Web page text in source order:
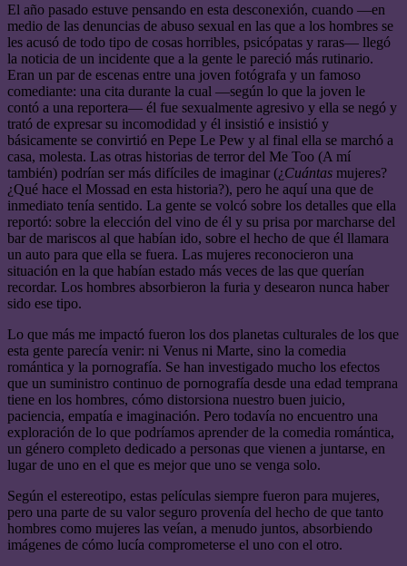
El año pasado estuve pensando en esta desconexión, cuando —en
medio de las denuncias de abuso sexual en las que a los hombres se
les acusó de todo tipo de cosas horribles, psicópatas y raras— llegó
la noticia de un incidente que a la gente le pareció más rutinario.
Eran un par de escenas entre una joven fotógrafa y un famoso
comediante: una cita durante la cual —según lo que la joven le
contó a una reportera— él fue sexualmente agresivo y ella se negó y
trató de expresar su incomodidad y él insistió e insistió y
básicamente se convirtió en Pepe Le Pew y al final ella se marchó a
casa, molesta. Las otras historias de terror del Me Too (A mí
también) podrían ser más difíciles de imaginar (¿Cuántas mujeres?
¿Qué hace el Mossad en esta historia?), pero he aquí una que de
inmediato tenía sentido. La gente se volcó sobre los detalles que ella
reportó: sobre la elección del vino de él y su prisa por marcharse del
bar de mariscos al que habían ido, sobre el hecho de que él llamara
un auto para que ella se fuera. Las mujeres reconocieron una
situación en la que habían estado más veces de las que querían
recordar. Los hombres absorbieron la furia y desearon nunca haber
sido ese tipo.
Lo que más me impactó fueron los dos planetas culturales de los que
esta gente parecía venir: ni Venus ni Marte, sino la comedia
romántica y la pornografía. Se han investigado mucho los efectos
que un suministro continuo de pornografía desde una edad temprana
tiene en los hombres, cómo distorsiona nuestro buen juicio,
paciencia, empatía e imaginación. Pero todavía no encuentro una
exploración de lo que podríamos aprender de la comedia romántica,
un género completo dedicado a personas que vienen a juntarse, en
lugar de uno en el que es mejor que uno se venga solo.
Según el estereotipo, estas películas siempre fueron para mujeres,
pero una parte de su valor seguro provenía del hecho de que tanto
hombres como mujeres las veían, a menudo juntos, absorbiendo
imágenes de cómo lucía comprometerse el uno con el otro.